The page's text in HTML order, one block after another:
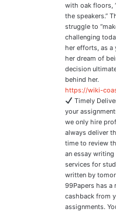
with oak floors,
the speakers.”
struggle to
challenging
her efforts, as a
her dream of
decision
behind her.
https://wiki-
Timely
your
we only hire
always deliver
time to review
an essay
services for
written by
99Papers has a
cashback from
assignments.